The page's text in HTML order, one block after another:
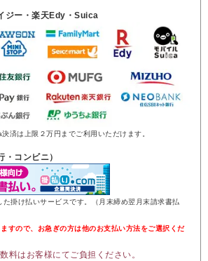
ジー・楽天Edy・Suica
済は上限２万円までご利用いただけます。
コンビニ）
掛け払いサービスです。（月末締め翌月末請求書払
すので、お急ぎの方は他のお支払い方法をご選択くだ
料はお客様にてご負担ください。